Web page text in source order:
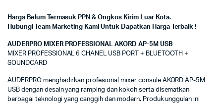
Harga Belum Termasuk PPN & Ongkos Kirim Luar Kota.
Hubungi Team Marketing Kami Untuk Dapatkan Harga Terbaik !
AUDERPRO MIXER PROFESSIONAL AKORD AP-5M USB
MIXER PROFESSIONAL 6 CHANEL USB PORT + BLUETOOTH +
SOUNDCARD
AUDERPRO menghadirkan profesional mixer consule AKORD AP-5M
USB dengan desain yang ramping dan kokoh serta disematkan
berbagai teknologi yang canggih dan modern. Produk unggulan ini